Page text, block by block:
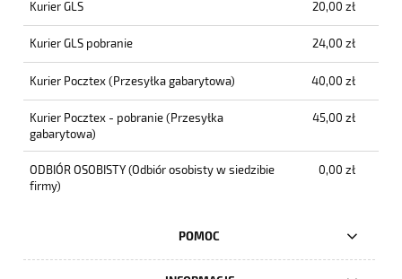
Kurier GLS 20,00 zł
Kurier GLS pobranie 24,00 zł
Kurier Pocztex(Przesyłka gabarytowa) 40,00 zł
Kurier Pocztex - pobranie(Przesyłka
gabarytowa)
45,00 zł
ODBIÓR OSOBISTY(Odbiór osobisty w siedzibie
firmy)
0,00 zł
POMOC